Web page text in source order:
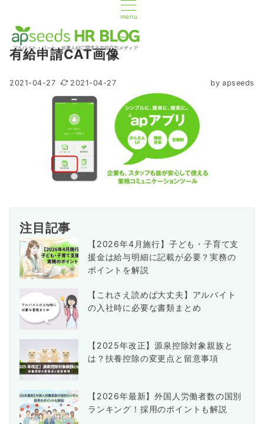
menu
有給申請CAT画像
2021-04-27 2021-04-27 by apseeds
注目記事
【2026年4月施行】子ども・子育て支
援金は給与明細に記載が必要？実務の
ポイントを解説
【これさえ読めば大丈夫】アルバイト
の入社時に必要な書類まとめ
【2025年改正】源泉控除対象親族と
は？扶養控除の変更点と留意事項
【2026年最新】外国人労働者数の国別
ランキング！採用のポイントも解説